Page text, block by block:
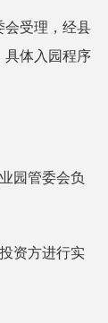
受理，经县
具体入园程序
园管委会负
资方进行实